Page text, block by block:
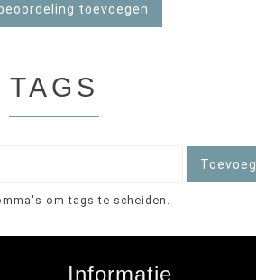
toevoegen
TAGS
om tags te scheiden.
Informatie